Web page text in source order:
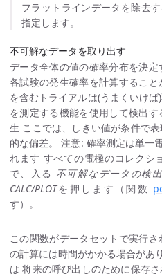
フラットラインデータを除去
指定します。
不可解なデータを取り出す
データ全体の値の確率分布を決定
各試験の発生確率を計算するこ
を含むトライアルは(うまくいけ
を測定する機能を使用して検出
生 ここでは、しきい値が条件で
的な偏差。 注意: 確率測定は単一
れます すべての電極のコレクシ
で、入る 不可解なデータの検
CALC/PLOTを押します（関数
す）。
この関数がデータセットで実行
の計算には時間がかかる場合があ
は 将来の呼び出しのために保存